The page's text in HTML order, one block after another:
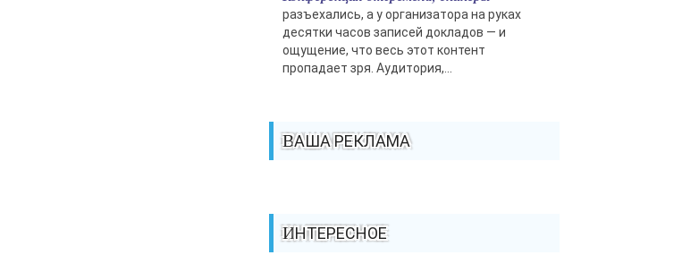
разъехались, а у организатора на руках
десятки часов записей докладов — и
ощущение, что весь этот контент
пропадает зря. Аудитория,...
ВАША РЕКЛАМА
ИНТЕРЕСНОЕ